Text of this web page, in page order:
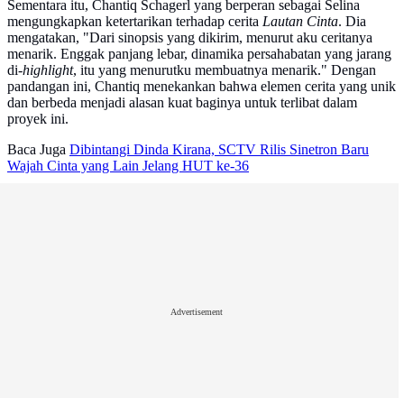
Sementara itu, Chantiq Schagerl yang berperan sebagai Selina
mengungkapkan ketertarikan terhadap cerita Lautan Cinta. Dia
mengatakan, "Dari sinopsis yang dikirim, menurut aku ceritanya
menarik. Enggak panjang lebar, dinamika persahabatan yang jarang
di-highlight, itu yang menurutku membuatnya menarik." Dengan
pandangan ini, Chantiq menekankan bahwa elemen cerita yang unik
dan berbeda menjadi alasan kuat baginya untuk terlibat dalam
proyek ini.
Baca Juga Dibintangi Dinda Kirana, SCTV Rilis Sinetron Baru
Wajah Cinta yang Lain Jelang HUT ke-36
Advertisement